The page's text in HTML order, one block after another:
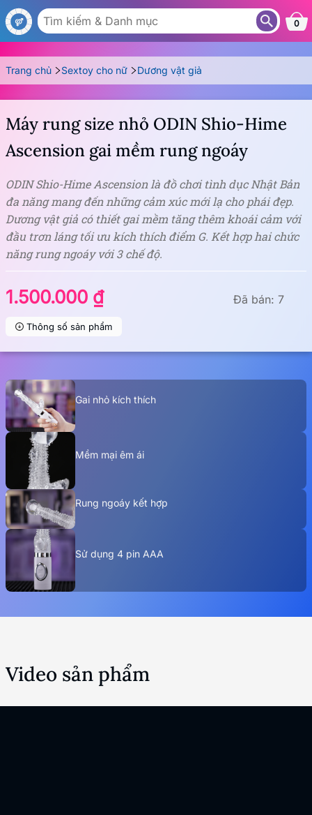
0
Trang chủ Sextoy cho nữ Dương vật giả
1.500.000 ₫ Đã bán: 7
Thông số sản phẩm
Máy rung size nhỏ ODIN Shio-Hime
Ascension gai mềm rung ngoáy
ODIN Shio-Hime Ascension là đồ chơi tình dục Nhật Bản
đa năng mang đến những cảm xúc mới lạ cho phái đẹp.
Dương vật giả có thiết gai mềm tăng thêm khoái cảm với
đầu trơn láng tối ưu kích thích điểm G. Kết hợp hai chức
năng rung ngoáy với 3 chế độ.
Gai nhỏ kích thích
Mềm mại êm ái
Rung ngoáy kết hợp
Sử dụng 4 pin AAA
Video sản phẩm